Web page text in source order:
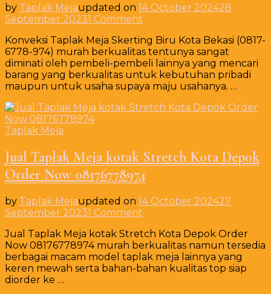
by Taplak Mejaupdated on 14 October 202428
September 20231 Comment
Taplak
Meja
Skerting
Biru
Kota
(0817-
Konveksi Taplak Meja Skerting Biru Kota Bekasi (0817-
6778-974) murah berkualitas tentunya sangat
diminati oleh pembeli-pembeli lainnya yang mencari
barang yang berkualitas untuk kebutuhan pribadi
maupun untuk usaha supaya maju usahanya. …
Taplak Meja
Jual Taplak Meja kotak Stretch Kota Depok
Order Now 08176778974
by Taplak Mejaupdated on 14 October 202427
September 20231 Comment
Taplak
Meja
kotak
Stretch
Jual Taplak Meja kotak Stretch Kota Depok Order
Now 08176778974 murah berkualitas namun tersedia
berbagai macam model taplak meja lainnya yang
keren mewah serta bahan-bahan kualitas top siap
diorder ke …